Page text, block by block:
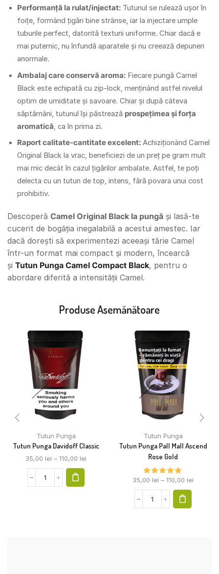
Performanță la rulat/injectat: Tutunul se rulează ușor în
foițe, formând țigări bine strânse, iar la injectare umple
tuburile perfect, datorită texturii uniforme. Chiar dacă e
mai puternic, nu înfundă aparatele și nu creează depuneri
anormale.
Ambalaj care conservă aroma: Fiecare pungă Camel
Black este echipată cu zip-lock, menținând astfel nivelul
optim de umiditate și savoare. Chiar și după câteva
săptămâni, tutunul își păstrează prospețimea și forța
aromatică, ca în prima zi.
Raport calitate-cantitate excelent: Achiziționând Camel
Original Black la vrac, beneficiezi de un preț pe gram mult
mai mic decât în cazul țigărilor ambalate. Astfel, te poți
delecta cu un tutun de top, intens, fără povara unui cost
prohibitiv.
Descoperă Camel Original Black la pungă și lasă-te
cucerit de bogăția inegalabilă a acestui amestec. Iar
dacă dorești să experimentezi aceeași tărie Camel
într-un format mai compact și modern, încearcă
și Tutun Punga Camel Compact Black, pentru o
abordare diferită a intensității Camel.
Produse Asemănătoare
Tutun Punga
Tutun Punga Davidoff Classic
35,00 lei – 110,00 lei
Tutun Punga
Tutun Punga Pall Mall Ascend
Rose Gold
35,00 lei – 110,00 lei